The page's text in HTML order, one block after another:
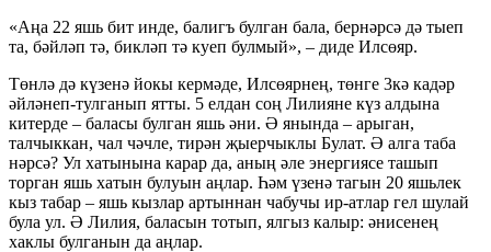
«Аңа 22 яшь бит инде, балигъ булган бала, бернәрсә дә тыеп
та, бәйләп тә, бикләп тә куеп булмый», – диде Илсөяр.
Төнлә дә күзенә йокы кермәде, Илсөярнең, төнге 3кә кадәр
әйләнеп-тулганып ятты. 5 елдан соң Лилияне күз алдына
китерде – баласы булган яшь әни. Ә янында – арыган,
талчыккан, чал чәчле, тирән җыерчыклы Булат. Ә алга таба
нәрсә? Ул хатынына карар да, аның әле энергиясе ташып
торган яшь хатын булуын аңлар. Һәм үзенә тагын 20 яшьлек
кыз табар – яшь кызлар артыннан чабучы ир-атлар гел шулай
була ул. Ә Лилия, баласын тотып, ялгыз калыр: әнисенең
хаклы булганын да аңлар.